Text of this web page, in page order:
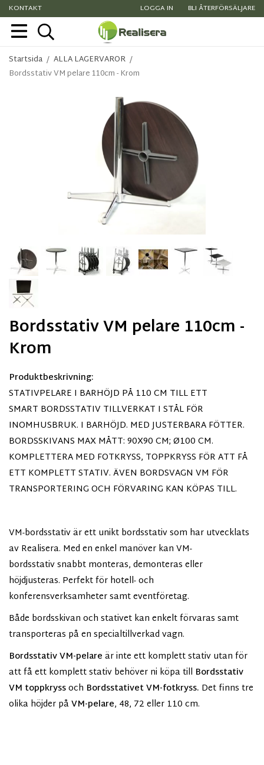
KONTAKT LOGGA IN BLI ÅTERFÖRSÄLJARE
Startsida / ALLA LAGERVAROR /
Bordsstativ VM pelare 110cm - Krom
Bordsstativ VM pelare 110cm -
Krom
Produktbeskrivning:
STATIVPELARE I BARHÖJD PÅ 110 CM TILL ETT
SMART BORDSSTATIV TILLVERKAT I STÅL FÖR
INOMHUSBRUK. I BARHÖJD. MED JUSTERBARA FÖTTER.
BORDSSKIVANS MAX MÅTT: 90X90 CM; Ø100 CM.
KOMPLETTERA MED FOTKRYSS, TOPPKRYSS FÖR ATT FÅ
ETT KOMPLETT STATIV. ÄVEN BORDSVAGN VM FÖR
TRANSPORTERING OCH FÖRVARING KAN KÖPAS TILL.
VM-bordsstativ är ett unikt bordsstativ som har utvecklats
av Realisera. Med en enkel manöver kan VM-
bordsstativ snabbt monteras, demonteras eller
höjdjusteras. Perfekt för hotell- och
konferensverksamheter samt eventföretag.
Både bordsskivan och stativet kan enkelt förvaras samt
transporteras på en specialtillverkad vagn.
Bordsstativ VM-pelareär inte ett komplett stativ utan för
att få ett komplett stativ behöver ni köpa till Bordsstativ
VM toppkryssoch Bordsstativet VM-fotkryss. Det finns tre
olika höjder påVM-pelare, 48, 72 eller 110 cm.